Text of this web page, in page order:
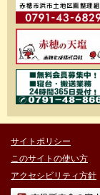
サイトポリシー
このサイトの使い方
アクセシビリティ方針
市役所庁舎の案内図